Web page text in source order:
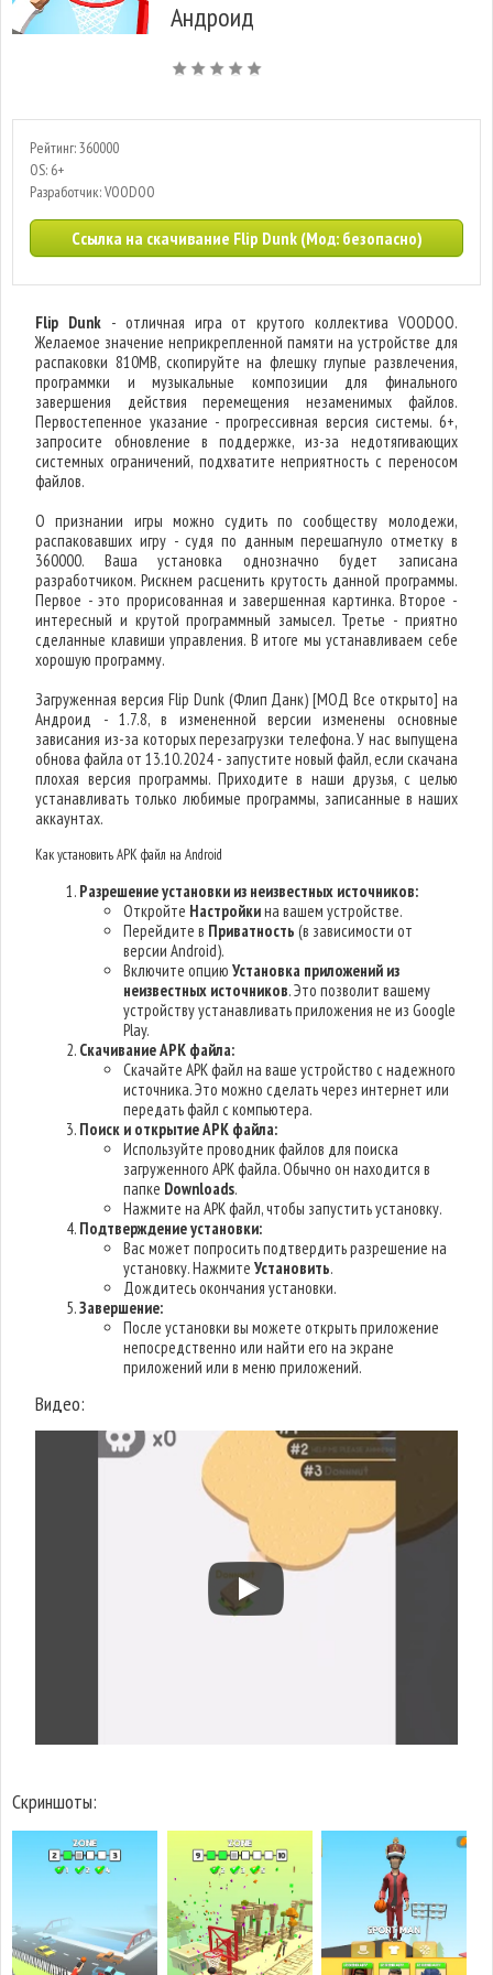
Андроид
Рейтинг: 360000
OS: 6+
Разработчик: VOODOO
Ссылка на скачивание Flip Dunk (Мод: безопасно)
Flip Dunk - отличная игра от крутого коллектива VOODOO.
Желаемое значение неприкрепленной памяти на устройстве для
распаковки 810MB, скопируйте на флешку глупые развлечения,
программки и музыкальные композиции для финального
завершения действия перемещения незаменимых файлов.
Первостепенное указание - прогрессивная версия системы. 6+,
запросите обновление в поддержке, из-за недотягивающих
системных ограничений, подхватите неприятность с переносом
файлов.
О признании игры можно судить по сообществу молодежи,
распаковавших игру - судя по данным перешагнуло отметку в
360000. Ваша установка однозначно будет записана
разработчиком. Рискнем расценить крутость данной программы.
Первое - это прорисованная и завершенная картинка. Второе -
интересный и крутой программный замысел. Третье - приятно
сделанные клавиши управления. В итоге мы устанавливаем себе
хорошую программу.
Загруженная версия Flip Dunk (Флип Данк) [МОД Все открыто] на
Андроид - 1.7.8, в измененной версии изменены основные
зависания из-за которых перезагрузки телефона. У нас выпущена
обнова файла от 13.10.2024 - запустите новый файл, если скачана
плохая версия программы. Приходите в наши друзья, с целью
устанавливать только любимые программы, записанные в наших
аккаунтах.
Как установить APK файл на Android
Разрешение установки из неизвестных источников:
Откройте Настройкина вашем устройстве.
Перейдите в Приватность (в зависимости от
версии Android).
Включите опциюУстановка приложений из
неизвестных источников. Это позволит вашему
устройству устанавливать приложения не из Google
Play.
Скачивание APK файла:
Скачайте APK файл на ваше устройство с надежного
источника. Это можно сделать через интернет или
передать файл с компьютера.
Поиск и открытие APK файла:
Используйте проводник файлов для поиска
загруженного APK файла. Обычно он находится в
папке Downloads.
Нажмите на APK файл, чтобы запустить установку.
Подтверждение установки:
Вас может попросить подтвердить разрешение на
установку. НажмитеУстановить.
Дождитесь окончания установки.
Завершение:
После установки вы можете открыть приложение
непосредственно или найти его на экране
приложений или в меню приложений.
Видео:
Скриншоты: